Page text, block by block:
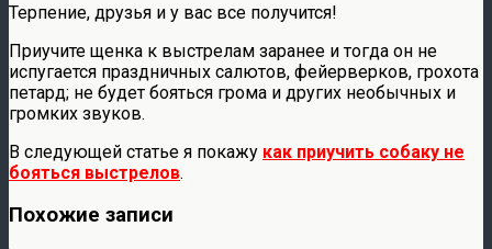
Терпение, друзья и у вас все получится!
Приучите щенка к выстрелам заранее и тогда он не
испугается праздничных салютов, фейерверков, грохота
петард; не будет бояться грома и других необычных и
громких звуков.
В следующей статье я покажу как приучить собаку не
бояться выстрелов.
Похожие записи